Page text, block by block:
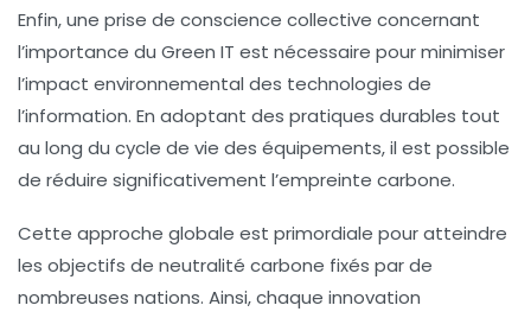
Enfin, une prise de conscience collective concernant
l’importance du Green IT est nécessaire pour minimiser
l’impact environnemental des technologies de
l’information. En adoptant des pratiques durables tout
au long du cycle de vie des équipements, il est possible
de réduire significativement l’empreinte carbone.
Cette approche globale est primordiale pour atteindre
les objectifs de neutralité carbone fixés par de
nombreuses nations. Ainsi, chaque innovation